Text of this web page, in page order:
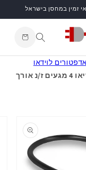
זמין במחסן בישראל
התחברות
קניות
אדפטורים לוידאו
כבל מאריך אודיו PL 3.5 סטריאו 4 מגעים ז/נ אורך